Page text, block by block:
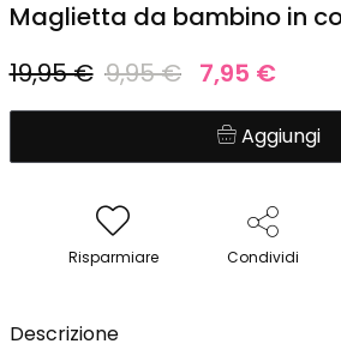
Maglietta da bambino in
19,95 € 9,95 € 7,95 €
Aggiungi
Risparmiare Condividi
Descrizione